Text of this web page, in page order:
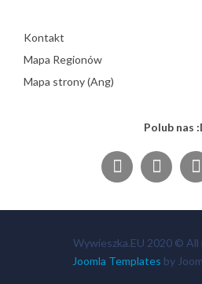
Kontakt
Mapa Regionów
Mapa strony (Ang)
Polub nas
Wywieszka.EU 2020 ©
Joomla Templates by